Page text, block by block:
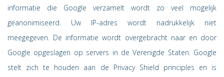
informatie die Google verzamelt wordt zo veel mogelijk
geanonimiseerd. Uw IP-adres wordt nadrukkelijk niet
meegegeven. De informatie wordt overgebracht naar en door
Google opgeslagen op servers in de Verenigde Staten. Google
stelt zich te houden aan de Privacy Shield principles en is